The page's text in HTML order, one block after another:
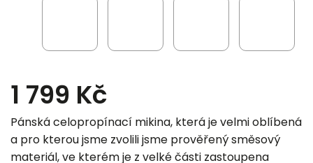
1 799 Kč
Pánská celopropínací mikina, která je velmi oblíbená
a pro kterou jsme zvolili jsme prověřený směsový
materiál, ve kterém je z velké části zastoupena